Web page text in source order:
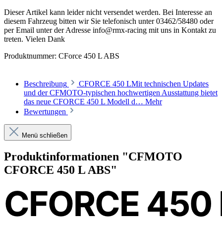
Dieser Artikel kann leider nicht versendet werden. Bei Interesse an
diesem Fahrzeug bitten wir Sie telefonisch unter 03462/58480 oder
per Email unter der Adresse info@rmx-racing mit uns in Kontakt zu
treten. Vielen Dank
Produktnummer: CForce 450 L ABS
Beschreibung
CFORCE 450 LMit technischen Updates
und der CFMOTO-typischen hochwertigen Ausstattung bietet
das neue CFORCE 450 L Modell d… Mehr
Bewertungen
Menü schließen
Produktinformationen "CFMOTO
CFORCE 450 L ABS"
CFORCE 450